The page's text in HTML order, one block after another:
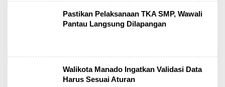
Pastikan Pelaksanaan TKA SMP, Wawali
Pantau Langsung Dilapangan
Walikota Manado Ingatkan Validasi Data
Harus Sesuai Aturan